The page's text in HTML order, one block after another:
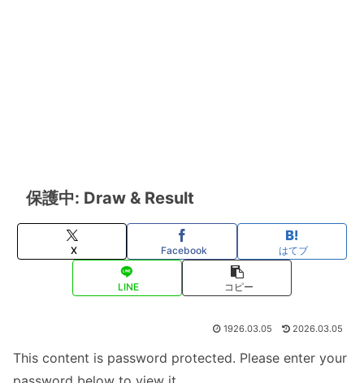
保護中: Draw & Result
X Facebook はてブ
LINE コピー
1926.03.05 2026.03.05
This content is password protected. Please enter your